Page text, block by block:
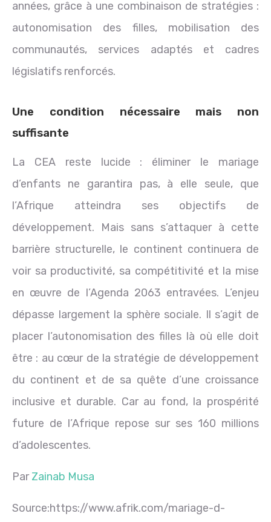
années, grâce à une combinaison de stratégies :
autonomisation des filles, mobilisation des
communautés, services adaptés et cadres
législatifs renforcés.
Une condition nécessaire mais non
suffisante
La CEA reste lucide : éliminer le mariage
d’enfants ne garantira pas, à elle seule, que
l’Afrique atteindra ses objectifs de
développement. Mais sans s’attaquer à cette
barrière structurelle, le continent continuera de
voir sa productivité, sa compétitivité et la mise
en œuvre de l’Agenda 2063 entravées. L’enjeu
dépasse largement la sphère sociale. Il s’agit de
placer l’autonomisation des filles là où elle doit
être : au cœur de la stratégie de développement
du continent et de sa quête d’une croissance
inclusive et durable. Car au fond, la prospérité
future de l’Afrique repose sur ses 160 millions
d’adolescentes.
ParZainab Musa
Source:https://www.afrik.com/mariage-d-